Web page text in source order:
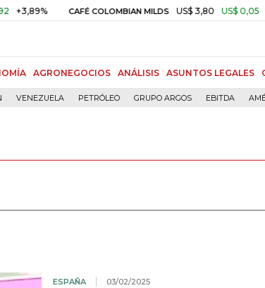
CAFÉ COLOMBIAN MILDS US$ 3,80 US$ 0,05 +1,40%
AGRONEGOCIOS ANÁLISIS ASUNTOS LEGALES
VENEZUELA PETRÓLEO GRUPO ARGOS EBITDA
ESPAÑA 03/02/2025